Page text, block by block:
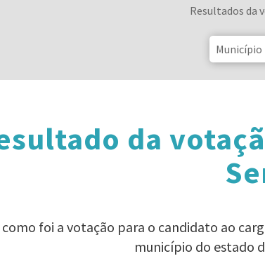
Resultados da
da
como foi a votação para o candidato ao
município do estado